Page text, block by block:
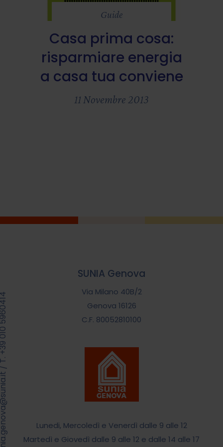
Guide
Casa prima cosa:
risparmiare energia
a casa tua conviene
11 Novembre 2013
SUNIA Genova
Via Milano 40B/2
Genova 16126
C.F. 80052810100
Lunedi, Mercoledì e Venerdì dalle 9 alle 12
Martedì e Giovedì dalle 9 alle 12 e dalle 14 alle 17